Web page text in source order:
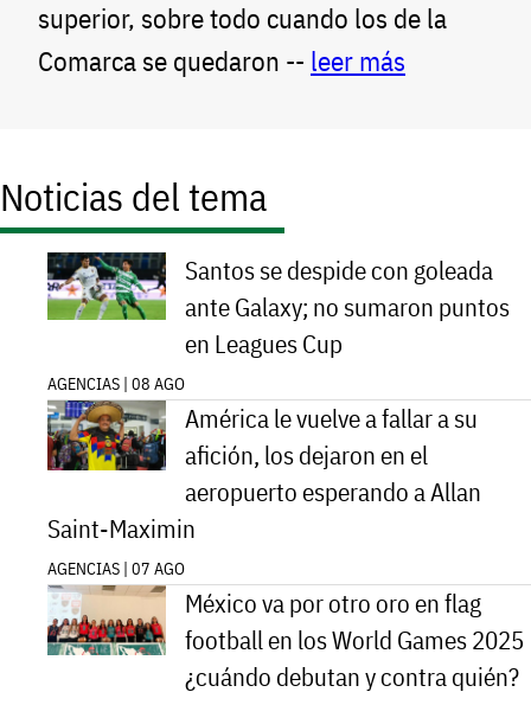
superior, sobre todo cuando los de la
Comarca se quedaron -- leer más
Noticias del tema
Santos se despide con goleada
ante Galaxy; no sumaron puntos
en Leagues Cup
AGENCIAS | 08 AGO
América le vuelve a fallar a su
afición, los dejaron en el
aeropuerto esperando a Allan
Saint-Maximin
AGENCIAS | 07 AGO
México va por otro oro en flag
football en los World Games 2025
¿cuándo debutan y contra quién?